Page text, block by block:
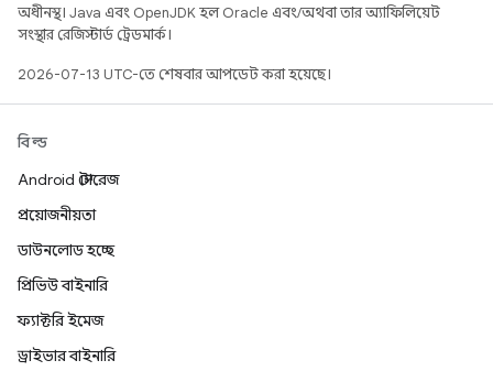
অধীনস্থ। Java এবং OpenJDK হল Oracle এবং/অথবা তার অ্যাফিলিয়েট
সংস্থার রেজিস্টার্ড ট্রেডমার্ক।
2026-07-13 UTC-তে শেষবার আপডেট করা হয়েছে।
বিল্ড
Android স্টোরেজ
প্রয়োজনীয়তা
ডাউনলোড হচ্ছে
প্রিভিউ বাইনারি
ফ্যাক্টরি ইমেজ
ড্রাইভার বাইনারি